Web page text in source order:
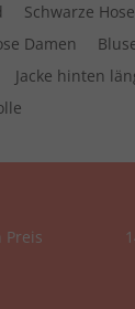
Schwarze
Damen
Jacke hinten
Preis